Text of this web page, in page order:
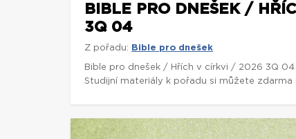
BIBLE PRO DNEŠEK /
3Q 04
Z pořadu: Bible pro dnešek
Bible pro dnešek / Hřích v církvi / 2026 3Q 04
Studijní materiály k pořadu si můžete zdarma